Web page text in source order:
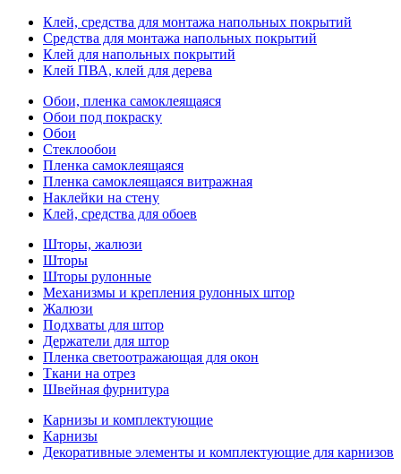
Клей, средства для монтажа напольных покрытий
Средства для монтажа напольных покрытий
Клей для напольных покрытий
Клей ПВА, клей для дерева
Обои, пленка самоклеящаяся
Обои под покраску
Обои
Стеклообои
Пленка самоклеящаяся
Пленка самоклеящаяся витражная
Наклейки на стену
Клей, средства для обоев
Шторы, жалюзи
Шторы
Шторы рулонные
Механизмы и крепления рулонных штор
Жалюзи
Подхваты для штор
Держатели для штор
Пленка светоотражающая для окон
Ткани на отрез
Швейная фурнитура
Карнизы и комплектующие
Карнизы
Декоративные элементы и комплектующие для карнизов